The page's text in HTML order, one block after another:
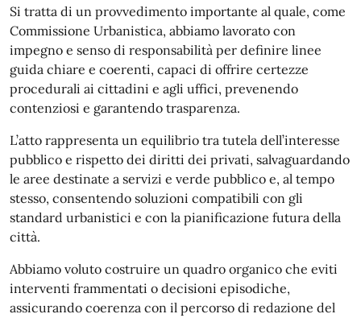
Si tratta di un provvedimento importante al quale, come
Commissione Urbanistica, abbiamo lavorato con
impegno e senso di responsabilità per definire linee
guida chiare e coerenti, capaci di offrire certezze
procedurali ai cittadini e agli uffici, prevenendo
contenziosi e garantendo trasparenza.
L’atto rappresenta un equilibrio tra tutela dell’interesse
pubblico e rispetto dei diritti dei privati, salvaguardando
le aree destinate a servizi e verde pubblico e, al tempo
stesso, consentendo soluzioni compatibili con gli
standard urbanistici e con la pianificazione futura della
città.
Abbiamo voluto costruire un quadro organico che eviti
interventi frammentati o decisioni episodiche,
assicurando coerenza con il percorso di redazione del